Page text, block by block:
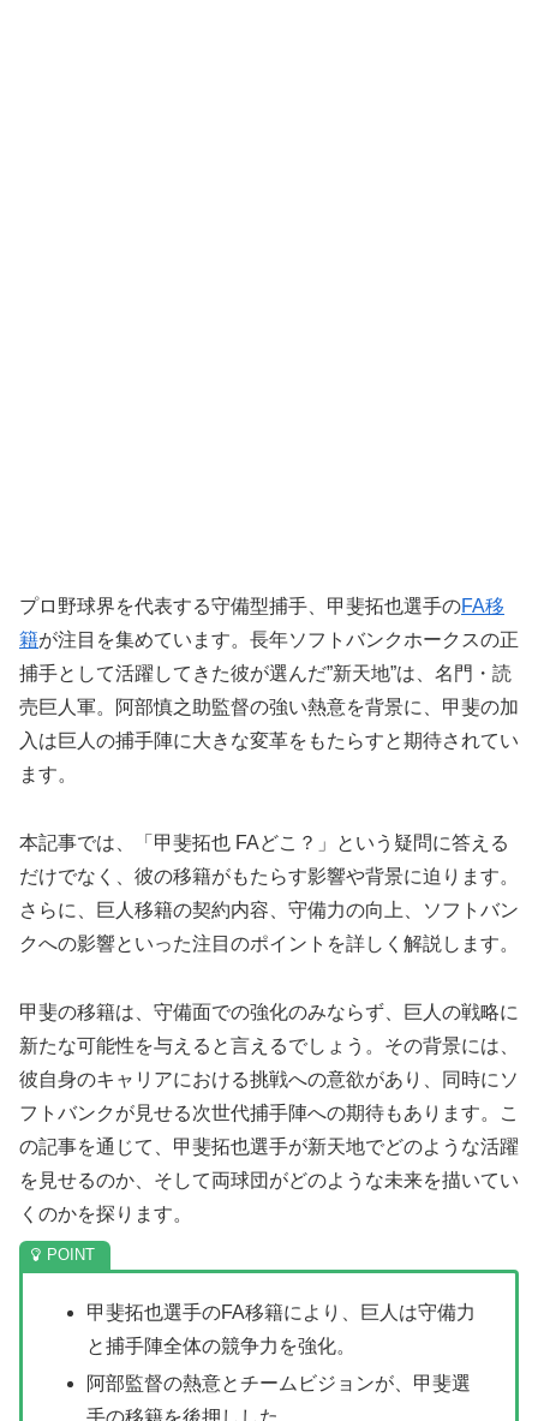
プロ野球界を代表する守備型捕手、甲斐拓也選手のFA移
籍が注目を集めています。長年ソフトバンクホークスの正
捕手として活躍してきた彼が選んだ”新天地”は、名門・読
売巨人軍。阿部慎之助監督の強い熱意を背景に、甲斐の加
入は巨人の捕手陣に大きな変革をもたらすと期待されてい
ます。
本記事では、「甲斐拓也 FAどこ？」という疑問に答える
だけでなく、彼の移籍がもたらす影響や背景に迫ります。
さらに、巨人移籍の契約内容、守備力の向上、ソフトバン
クへの影響といった注目のポイントを詳しく解説します。
甲斐の移籍は、守備面での強化のみならず、巨人の戦略に
新たな可能性を与えると言えるでしょう。その背景には、
彼自身のキャリアにおける挑戦への意欲があり、同時にソ
フトバンクが見せる次世代捕手陣への期待もあります。こ
の記事を通じて、甲斐拓也選手が新天地でどのような活躍
を見せるのか、そして両球団がどのような未来を描いてい
くのかを探ります。
甲斐拓也選手のFA移籍により、巨人は守備力
と捕手陣全体の競争力を強化。
阿部監督の熱意とチームビジョンが、甲斐選